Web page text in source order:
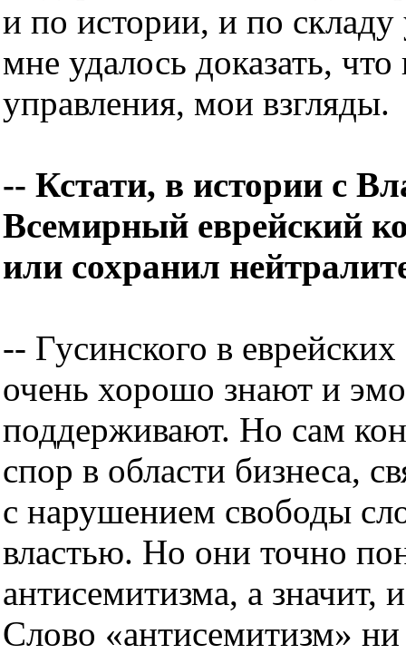
и по истории, и по
мне удалось доказать,
управления, мои взгляды.
-- Кстати, в истории с
Всемирный еврейский
или сохранил
-- Гусинского в
очень хорошо знают и
поддерживают. Но сам
спор в области бизнеса,
с нарушением свободы
властью. Но они точно
антисемитизма, а значит,
Слово «антисемитизм» ни